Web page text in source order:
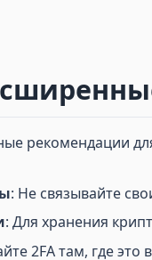
рекомендации
: Не связывайте
: Для хранения
2FA там, где